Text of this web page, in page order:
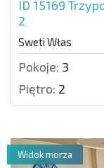
ID 15169
2
Sweti Włas
Pokoje: 3
Piętro: 2
Widok morza